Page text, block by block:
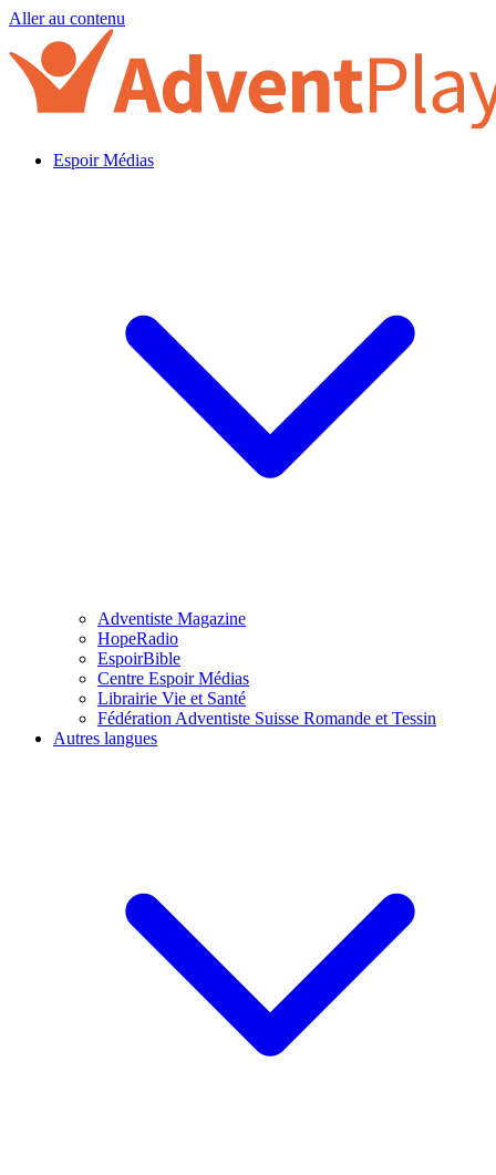
Aller au contenu
Espoir Médias
Adventiste Magazine
HopeRadio
EspoirBible
Centre Espoir Médias
Librairie Vie et Santé
Fédération Adventiste Suisse Romande et Tessin
Autres langues